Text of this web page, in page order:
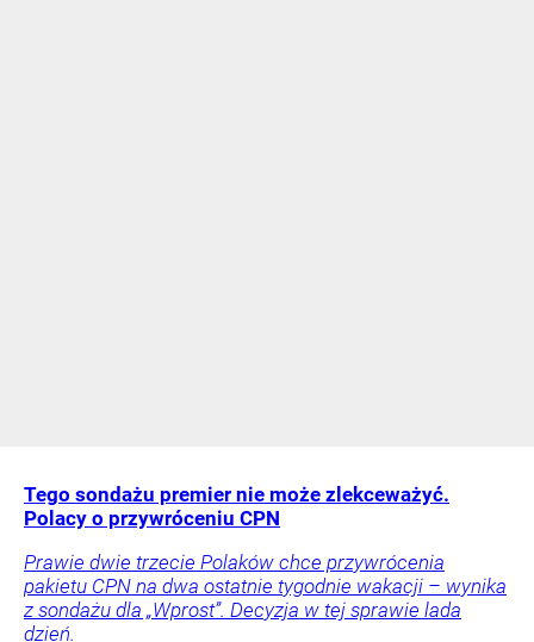
Tego sondażu premier nie może zlekceważyć.
Polacy o przywróceniu CPN
Prawie dwie trzecie Polaków chce przywrócenia
pakietu CPN na dwa ostatnie tygodnie wakacji – wynika
z sondażu dla „Wprost”. Decyzja w tej sprawie lada
dzień.